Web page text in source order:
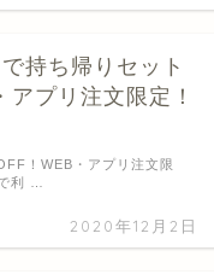
持ち帰りセット
プリ注文限定！
2020年12月2日
！WEB・アプリ注文限
利 …